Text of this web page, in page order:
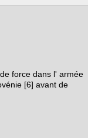
force dans l' armée
[6] avant de